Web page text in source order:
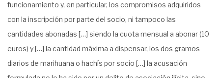
funcionamiento y, en particular, los compromisos adquiridos
con la inscripción por parte del socio, ni tampoco las
cantidades abonadas […] siendo la cuota mensual a abonar (10
euros) y […] la cantidad máxima a dispensar, los dos gramos
diarios de marihuana o hachís por socio […] la acusación